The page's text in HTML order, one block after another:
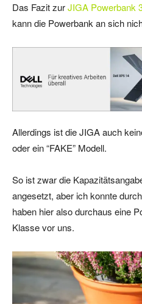
Das Fazit zurJIGA Powerbank
kann die Powerbank an sich
Allerdings ist die JIGA auch
oder ein “FAKE” Modell.
So ist zwar die
angesetzt, aber ich konnte
haben hier also durchaus eine
Klasse vor uns.